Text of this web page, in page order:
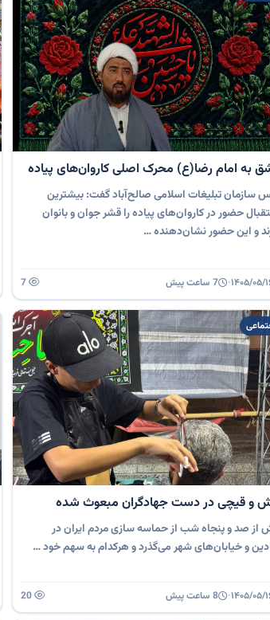
به امام رضا(ع) محرک اصلی کاروان‌های پیاده
سازمان تبلیغات اسلامی صالح‌آباد گفت: بیشترین
حضور در کاروان‌های پیاده را قشر جوان و بانوان
و این حضور نشان‌دهنده …
۰۵/۱۶· 7 ساعت پیش
و قیچی در دست جهادگران مبعوث شده
از صد و پنجاه شب از حماسه سازی مردم ایران در
و خیابان‌های شهر می‌گذرد و هرکدام به سهم خود …
۰۵/۱۶· 8 ساعت پیش